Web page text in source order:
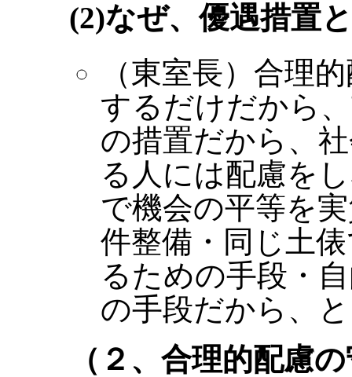
(2)なぜ、優遇措置
（東室長）合理
するだけだから
の措置だから、
る人には配慮を
で機会の平等を
件整備・同じ土
るための手段・
の手段だから、
（２、合理的配慮